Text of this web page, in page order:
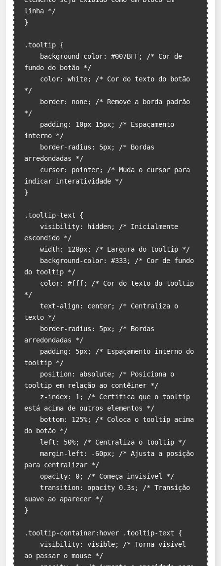
linha */
}
.tooltip {
fundo do botão */
*/
*/
interno */
arredondadas */
indicar interatividade */
}
.tooltip-text {
escondido */
do tooltip */
*/
texto */
arredondadas */
tooltip */
tooltip em relação ao contêiner */
está acima de outros elementos */
do botão */
para centralizar */
suave ao aparecer */
}
.tooltip-container:hover .tooltip-text {
ao passar o mouse */